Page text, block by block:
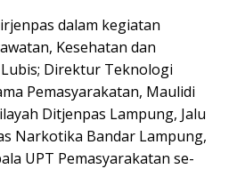
dalam kegiatan
Kesehatan dan
Direktur Teknologi
Pemasyarakatan, Maulidi
Ditjenpas Lampung, Jalu
Narkotika Bandar Lampung,
UPT Pemasyarakatan se-